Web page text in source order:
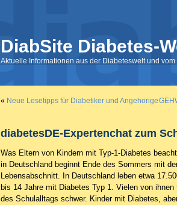
DiabSite Diabetes-
Aktuelle Informationen aus der Diabeteswelt und
« Neue Lesetipps für Diabetiker und Angehörige
diabetesDE-Expertenchat zum
Was Eltern von Kindern mit Typ-1-Diabetes
in Deutschland beginnt Ende des Sommers mit
Lebensabschnitt. In Deutschland leben etwa
bis 14 Jahre mit Diabetes Typ 1. Vielen von
des Schulalltags schwer. Kinder mit Diabetes,